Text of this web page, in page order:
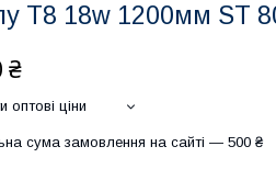
T8 18w 1200мм ST
₴
оптові ціни
сума замовлення на сайті — 500 ₴